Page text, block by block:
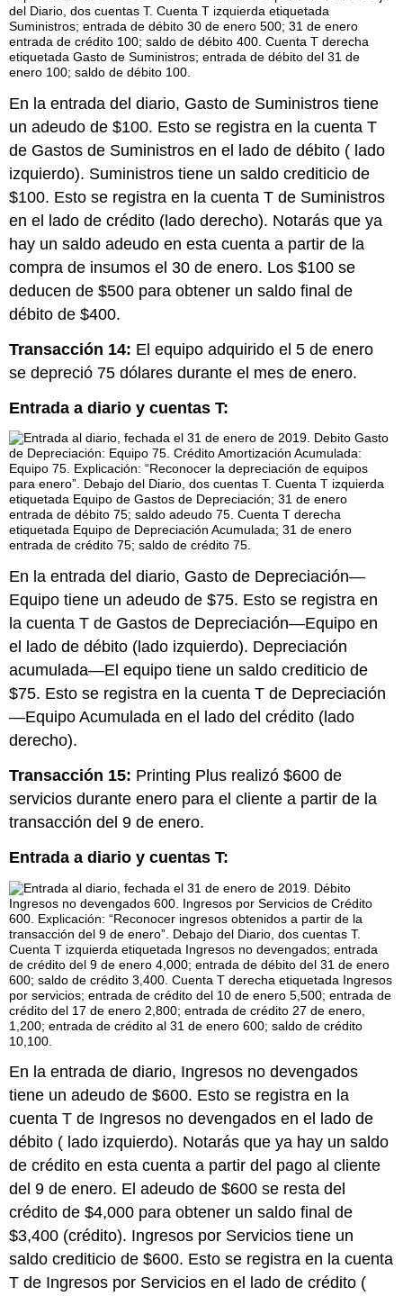
En la entrada del diario, Gasto de Suministros tiene
un adeudo de $100. Esto se registra en la cuenta T
de Gastos de Suministros en el lado de débito ( lado
izquierdo). Suministros tiene un saldo crediticio de
$100. Esto se registra en la cuenta T de Suministros
en el lado de crédito (lado derecho). Notarás que ya
hay un saldo adeudo en esta cuenta a partir de la
compra de insumos el 30 de enero. Los $100 se
deducen de $500 para obtener un saldo final de
débito de $400.
Transacción 14: El equipo adquirido el 5 de enero
se depreció 75 dólares durante el mes de enero.
Entrada a diario y cuentas T:
En la entrada del diario, Gasto de Depreciación—
Equipo tiene un adeudo de $75. Esto se registra en
la cuenta T de Gastos de Depreciación—Equipo en
el lado de débito (lado izquierdo). Depreciación
acumulada—El equipo tiene un saldo crediticio de
$75. Esto se registra en la cuenta T de Depreciación
—Equipo Acumulada en el lado del crédito (lado
derecho).
Transacción 15: Printing Plus realizó $600 de
servicios durante enero para el cliente a partir de la
transacción del 9 de enero.
Entrada a diario y cuentas T:
En la entrada de diario, Ingresos no devengados
tiene un adeudo de $600. Esto se registra en la
cuenta T de Ingresos no devengados en el lado de
débito ( lado izquierdo). Notarás que ya hay un saldo
de crédito en esta cuenta a partir del pago al cliente
del 9 de enero. El adeudo de $600 se resta del
crédito de $4,000 para obtener un saldo final de
$3,400 (crédito). Ingresos por Servicios tiene un
saldo crediticio de $600. Esto se registra en la cuenta
T de Ingresos por Servicios en el lado de crédito (